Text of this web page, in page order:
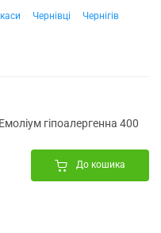
Чернівці
Чернігів
гіпоалергенна 400
До кошика